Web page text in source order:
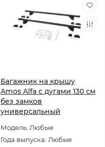
Багажник на крышу
Amos Alfa с дугами 130 см
без замков
универсальный
Модель: Любые
Года выпуска: Любые